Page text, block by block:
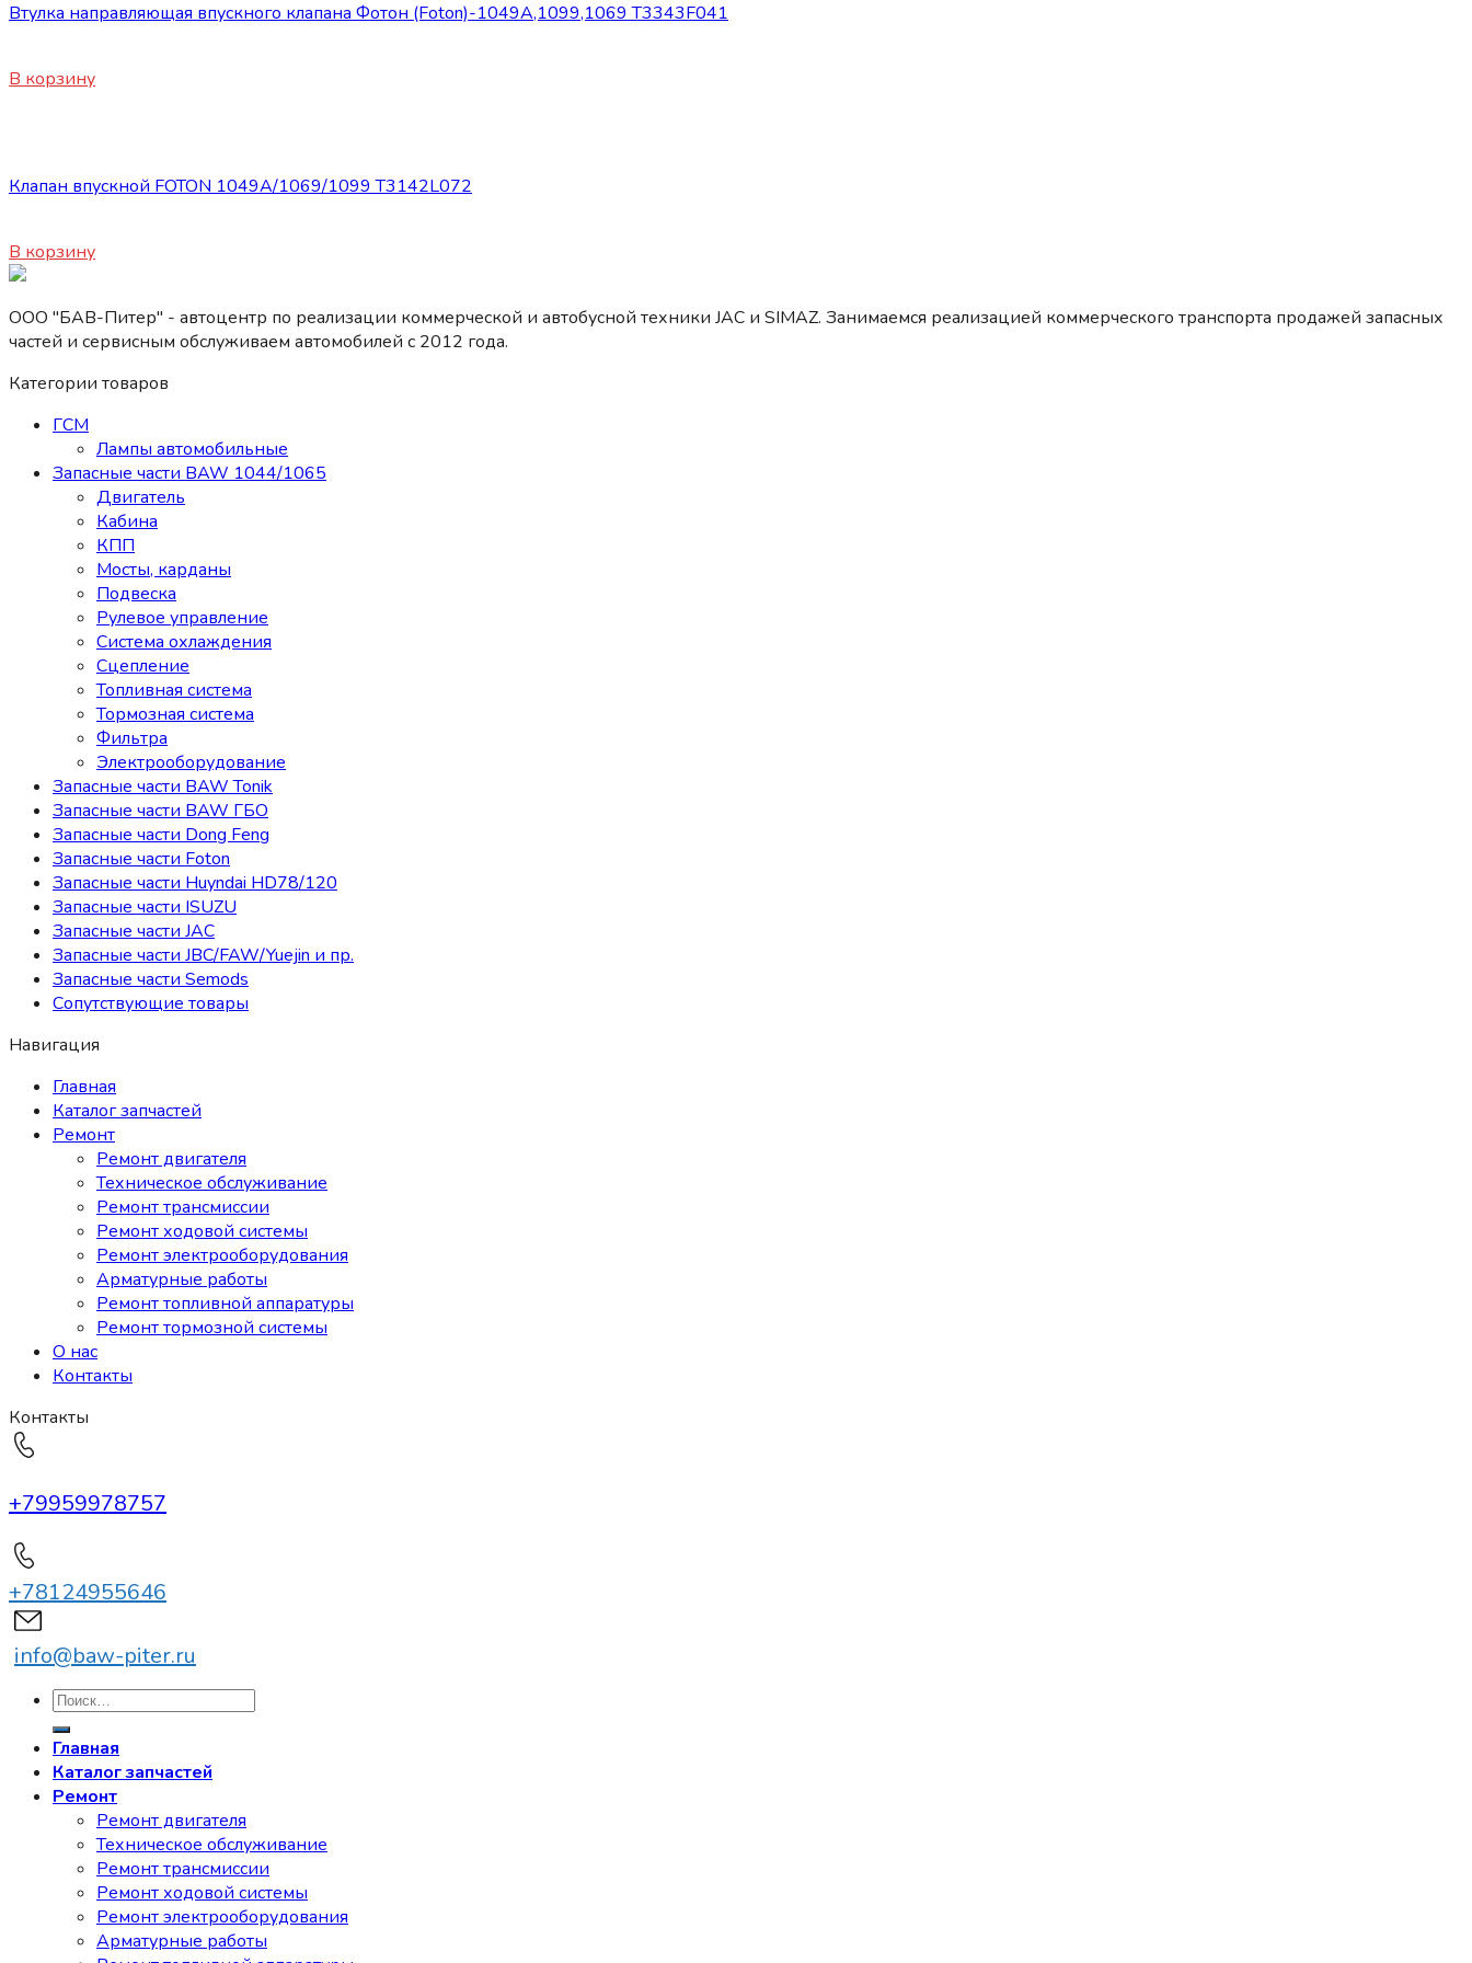
Втулка направляющая впускного клапана Фотон (Foton)-1049А,1099,1069 T3343F041
В корзину
Клапан впускной FOTON 1049А/1069/1099 Т3142L072
В корзину
ООО "БАВ-Питер" - автоцентр по реализации коммерческой и автобусной техники JAC и SIMAZ. Занимаемся реализацией коммерческого транспорта продажей запасных
частей и сервисным обслуживаем автомобилей c 2012 года.
Категории товаров
ГСМ
Лампы автомобильные
Запасные части BAW 1044/1065
Двигатель
Кабина
КПП
Мосты, карданы
Подвеска
Рулевое управление
Система охлаждения
Сцепление
Топливная система
Тормозная система
Фильтра
Электрооборудование
Запасные части BAW Tonik
Запасные части BAW ГБО
Запасные части Dong Feng
Запасные части Foton
Запасные части Huyndai HD78/120
Запасные части ISUZU
Запасные части JAC
Запасные части JBC/FAW/Yuejin и пр.
Запасные части Semods
Сопутствующие товары
Навигация
Главная
Каталог запчастей
Ремонт
Ремонт двигателя
Техническое обслуживание
Ремонт трансмиссии
Ремонт ходовой системы
Ремонт электрооборудования
Арматурные работы
Ремонт топливной аппаратуры
Ремонт тормозной системы
О нас
Контакты
Контакты
+79959978757
+78124955646
info@baw-piter.ru
Искать:
Главная
Каталог запчастей
Ремонт
Ремонт двигателя
Техническое обслуживание
Ремонт трансмиссии
Ремонт ходовой системы
Ремонт электрооборудования
Арматурные работы